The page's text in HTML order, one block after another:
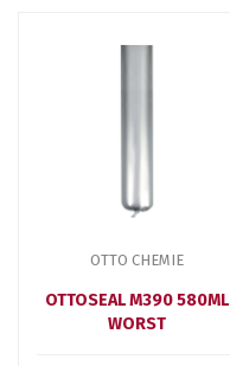
OTTO CHEMIE
OTTOSEAL M390 580ML
WORST